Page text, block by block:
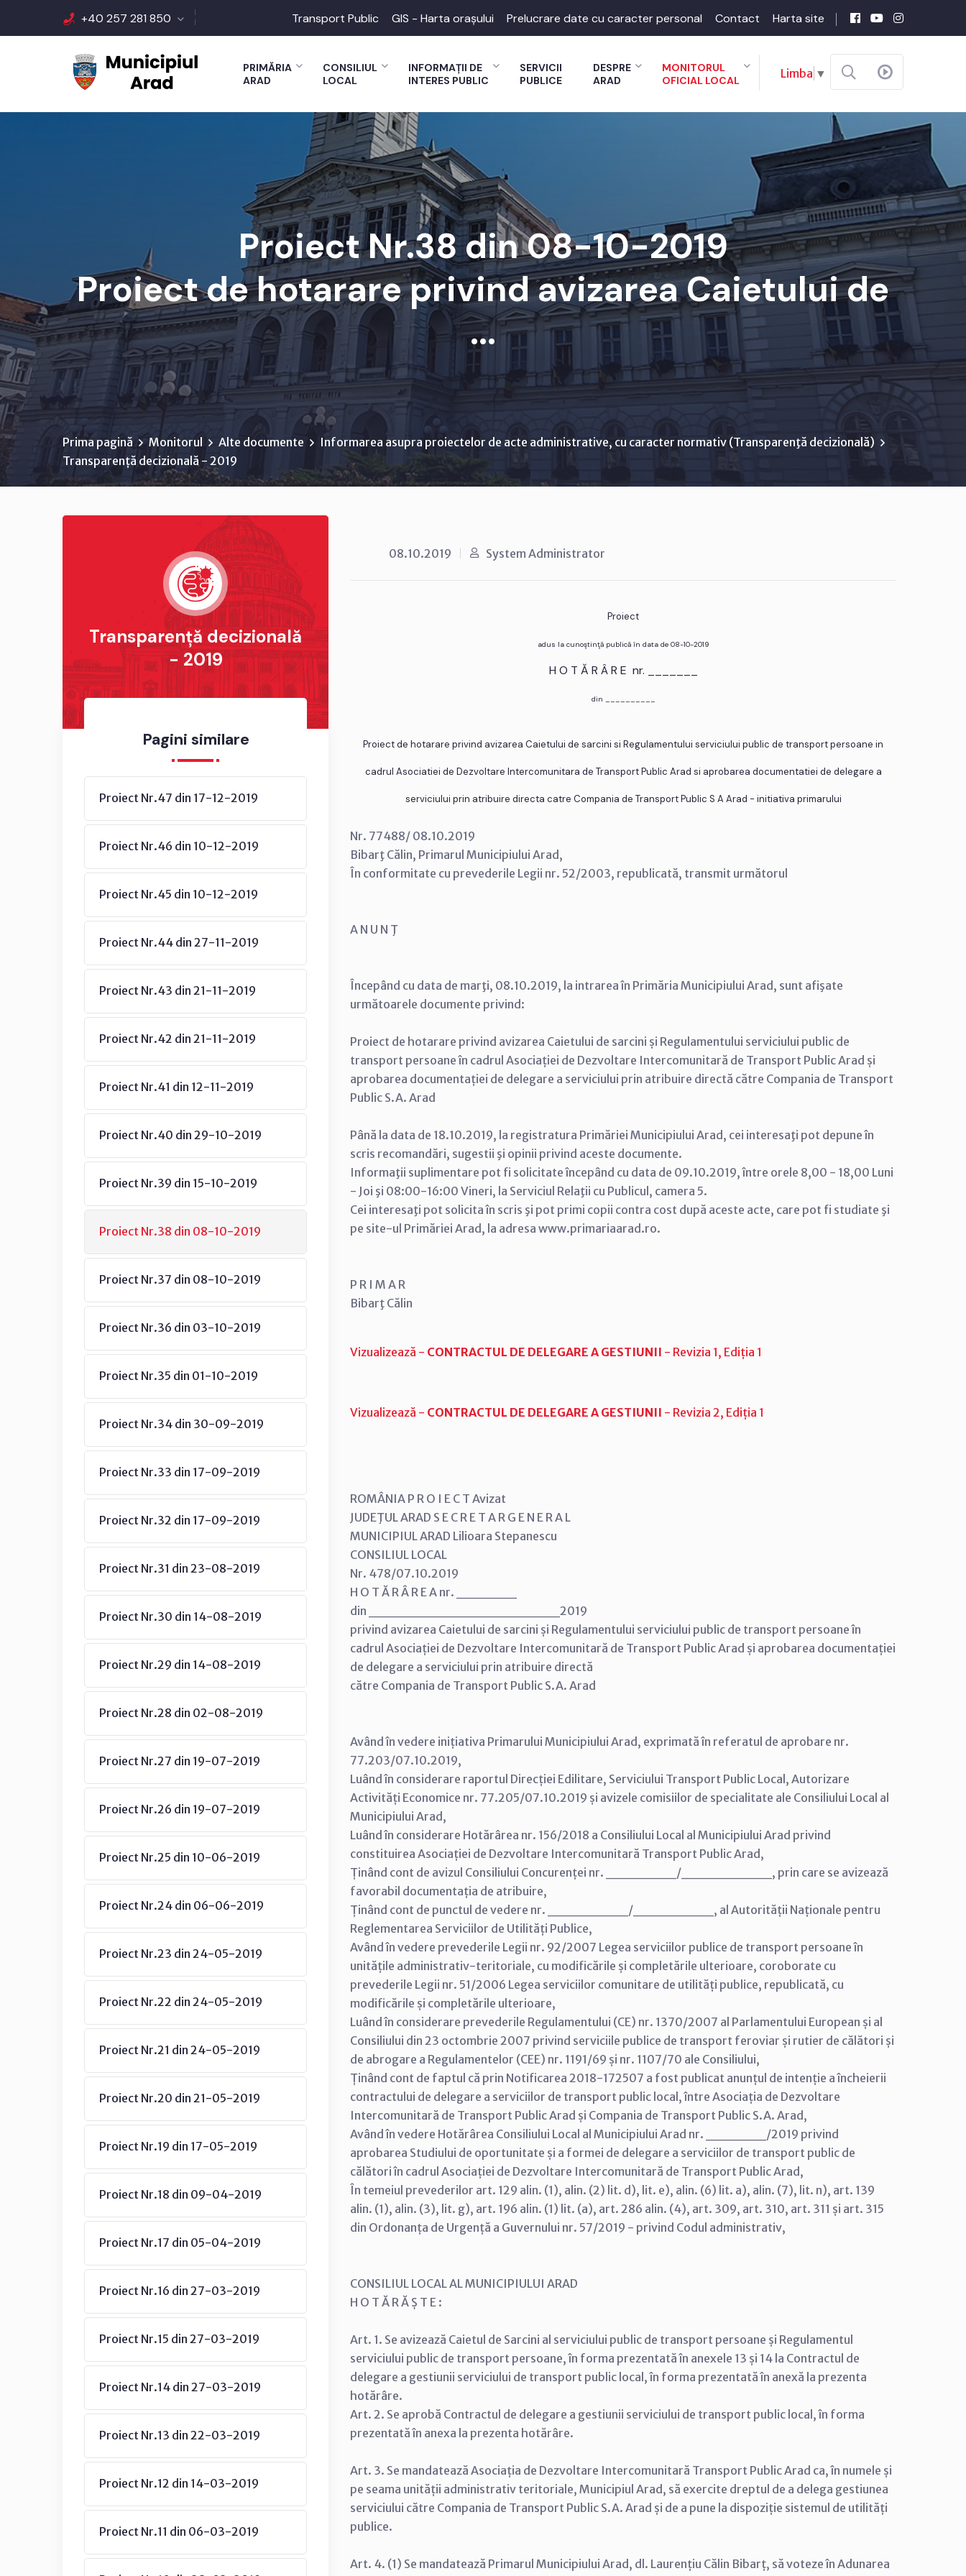
+40 257 281 850 Transport Public GIS - Harta orașului Prelucrare date cu caracter personal Contact Harta site
PRIMĂRIA
ARAD
CONSILIUL
LOCAL
INFORMAȚII DE
INTERES PUBLIC
SERVICII
PUBLICE
DESPRE
ARAD
MONITORUL
OFICIAL LOCAL
Limba ▼
Proiect Nr.38 din 08-10-2019
Proiect de hotarare privind avizarea Caietului de
...
Prima pagină Monitorul Alte documente
Informarea asupra proiectelor de acte administrative, cu caracter normativ (Transparenţă decizională)
Transparență decizională - 2019
Transparență decizională
- 2019
Pagini similare
Proiect Nr.47 din 17-12-2019
Proiect Nr.46 din 10-12-2019
Proiect Nr.45 din 10-12-2019
Proiect Nr.44 din 27-11-2019
Proiect Nr.43 din 21-11-2019
Proiect Nr.42 din 21-11-2019
Proiect Nr.41 din 12-11-2019
Proiect Nr.40 din 29-10-2019
Proiect Nr.39 din 15-10-2019
Proiect Nr.38 din 08-10-2019
Proiect Nr.37 din 08-10-2019
Proiect Nr.36 din 03-10-2019
Proiect Nr.35 din 01-10-2019
Proiect Nr.34 din 30-09-2019
Proiect Nr.33 din 17-09-2019
Proiect Nr.32 din 17-09-2019
Proiect Nr.31 din 23-08-2019
Proiect Nr.30 din 14-08-2019
Proiect Nr.29 din 14-08-2019
Proiect Nr.28 din 02-08-2019
Proiect Nr.27 din 19-07-2019
Proiect Nr.26 din 19-07-2019
Proiect Nr.25 din 10-06-2019
Proiect Nr.24 din 06-06-2019
Proiect Nr.23 din 24-05-2019
Proiect Nr.22 din 24-05-2019
Proiect Nr.21 din 24-05-2019
Proiect Nr.20 din 21-05-2019
Proiect Nr.19 din 17-05-2019
Proiect Nr.18 din 09-04-2019
Proiect Nr.17 din 05-04-2019
Proiect Nr.16 din 27-03-2019
Proiect Nr.15 din 27-03-2019
Proiect Nr.14 din 27-03-2019
Proiect Nr.13 din 22-03-2019
Proiect Nr.12 din 14-03-2019
Proiect Nr.11 din 06-03-2019
08.10.2019 System Administrator
Proiect
adus la cunoştinţă publică în data de 08-10-2019
H O T Ă R Â R E nr. _______
din __________
Proiect de hotarare privind avizarea Caietului de sarcini si Regulamentului serviciului public de transport persoane in
cadrul Asociatiei de Dezvoltare Intercomunitara de Transport Public Arad si aprobarea documentatiei de delegare a
serviciului prin atribuire directa catre Compania de Transport Public S A Arad - initiativa primarului
Nr. 77488/ 08.10.2019
Bibarţ Călin, Primarul Municipiului Arad,
În conformitate cu prevederile Legii nr. 52/2003, republicată, transmit următorul
A N U N Ţ
Începând cu data de marţi, 08.10.2019, la intrarea în Primăria Municipiului Arad, sunt afişate
următoarele documente privind:
Proiect de hotarare privind avizarea Caietului de sarcini și Regulamentului serviciului public de
transport persoane în cadrul Asociației de Dezvoltare Intercomunitară de Transport Public Arad și
aprobarea documentației de delegare a serviciului prin atribuire directă către Compania de Transport
Public S.A. Arad
Până la data de 18.10.2019, la registratura Primăriei Municipiului Arad, cei interesaţi pot depune în
scris recomandări, sugestii şi opinii privind aceste documente.
Informaţii suplimentare pot fi solicitate începând cu data de 09.10.2019, între orele 8,00 - 18,00 Luni
- Joi şi 08:00-16:00 Vineri, la Serviciul Relaţii cu Publicul, camera 5.
Cei interesaţi pot solicita în scris şi pot primi copii contra cost după aceste acte, care pot fi studiate şi
pe site-ul Primăriei Arad, la adresa www.primariaarad.ro.
P R I M A R
Bibarţ Călin
Vizualizează - CONTRACTUL DE DELEGARE A GESTIUNII - Revizia 1, Ediția 1
Vizualizează - CONTRACTUL DE DELEGARE A GESTIUNII - Revizia 2, Ediția 1
ROMÂNIA P R O I E C T Avizat
JUDEŢUL ARAD S E C R E T A R G E N E R A L
MUNICIPIUL ARAD Lilioara Stepanescu
CONSILIUL LOCAL
Nr. 478/07.10.2019
H O T Ă R Â R E A nr. ______
din ___________________2019
privind avizarea Caietului de sarcini și Regulamentului serviciului public de transport persoane în
cadrul Asociației de Dezvoltare Intercomunitară de Transport Public Arad și aprobarea documentației
de delegare a serviciului prin atribuire directă
către Compania de Transport Public S.A. Arad
Având în vedere inițiativa Primarului Municipiului Arad, exprimată în referatul de aprobare nr.
77.203/07.10.2019,
Luând în considerare raportul Direcției Edilitare, Serviciului Transport Public Local, Autorizare
Activități Economice nr. 77.205/07.10.2019 și avizele comisiilor de specialitate ale Consiliului Local al
Municipiului Arad,
Luând în considerare Hotărârea nr. 156/2018 a Consiliului Local al Municipiului Arad privind
constituirea Asociației de Dezvoltare Intercomunitară Transport Public Arad,
Ținând cont de avizul Consiliului Concurenței nr. _______/_________, prin care se avizează
favorabil documentația de atribuire,
Ținând cont de punctul de vedere nr. ________/________, al Autorității Naționale pentru
Reglementarea Serviciilor de Utilități Publice,
Având în vedere prevederile Legii nr. 92/2007 Legea serviciilor publice de transport persoane în
unitățile administrativ-teritoriale, cu modificările și completările ulterioare, coroborate cu
prevederile Legii nr. 51/2006 Legea serviciilor comunitare de utilități publice, republicată, cu
modificările și completările ulterioare,
Luând în considerare prevederile Regulamentului (CE) nr. 1370/2007 al Parlamentului European și al
Consiliului din 23 octombrie 2007 privind serviciile publice de transport feroviar și rutier de călători și
de abrogare a Regulamentelor (CEE) nr. 1191/69 și nr. 1107/70 ale Consiliului,
Ținând cont de faptul că prin Notificarea 2018-172507 a fost publicat anunțul de intenție a încheierii
contractului de delegare a serviciilor de transport public local, între Asociația de Dezvoltare
Intercomunitară de Transport Public Arad și Compania de Transport Public S.A. Arad,
Având în vedere Hotărârea Consiliului Local al Municipiului Arad nr. ______/2019 privind
aprobarea Studiului de oportunitate și a formei de delegare a serviciilor de transport public de
călători în cadrul Asociației de Dezvoltare Intercomunitară de Transport Public Arad,
În temeiul prevederilor art. 129 alin. (1), alin. (2) lit. d), lit. e), alin. (6) lit. a), alin. (7), lit. n), art. 139
alin. (1), alin. (3), lit. g), art. 196 alin. (1) lit. (a), art. 286 alin. (4), art. 309, art. 310, art. 311 și art. 315
din Ordonanța de Urgență a Guvernului nr. 57/2019 - privind Codul administrativ,
CONSILIUL LOCAL AL MUNICIPIULUI ARAD
H O T Ă R Ă Ș T E :
Art. 1. Se avizează Caietul de Sarcini al serviciului public de transport persoane și Regulamentul
serviciului public de transport persoane, în forma prezentată în anexele 13 și 14 la Contractul de
delegare a gestiunii serviciului de transport public local, în forma prezentată în anexă la prezenta
hotărâre.
Art. 2. Se aprobă Contractul de delegare a gestiunii serviciului de transport public local, în forma
prezentată în anexa la prezenta hotărâre.
Art. 3. Se mandatează Asociația de Dezvoltare Intercomunitară Transport Public Arad ca, în numele și
pe seama unității administrativ teritoriale, Municipiul Arad, să exercite dreptul de a delega gestiunea
serviciului către Compania de Transport Public S.A. Arad și de a pune la dispoziție sistemul de utilități
publice.
Art. 4. (1) Se mandatează Primarul Municipiului Arad, dl. Laurențiu Călin Bibarț, să voteze în Adunarea